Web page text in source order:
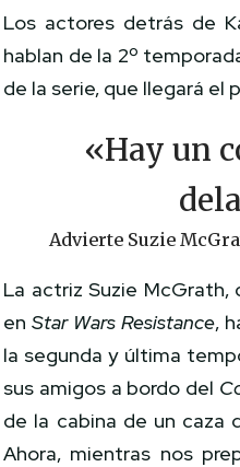
Los actores detrás de
hablan de la 2º
de la serie, que llegará el
«Hay un
Advierte Suzie
La actriz Suzie McGrath,
enStar Wars Resistance,
la segunda y última
sus amigos a bordo del
de la cabina de un caza
Ahora, mientras nos